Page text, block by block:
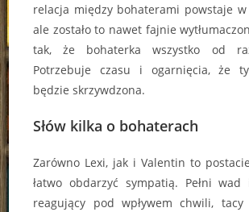
relacja między bohaterami powstaje
ale zostało to nawet fajnie
tak, że bohaterka wszystko od
Potrzebuje czasu i ogarnięcia, że
będzie skrzywdzona.
Słów kilka o bohaterach
Zarówno Lexi, jak i Valentin to
łatwo obdarzyć sympatią. Pełni
reagujący pod wpływem chwili,